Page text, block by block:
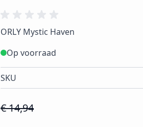
ORLY Mystic Haven
Op voorraad
SKU
€ 14,94